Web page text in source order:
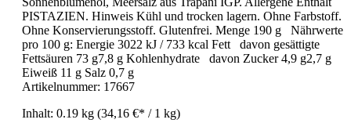
PISTAZIEN. Hinweis Kühl und trocken lagern. Ohne Farbstoff.
Ohne Konservierungsstoff. Glutenfrei. Menge 190 g Nährwerte
pro 100 g: Energie 3022 kJ / 733 kcal Fett davon gesättigte
Fettsäuren 73 g7,8 g Kohlenhydrate davon Zucker 4,9 g2,7 g
Eiweiß 11 g Salz 0,7 g
Artikelnummer: 17667
Inhalt: 0.19 kg (34,16 €* / 1 kg)